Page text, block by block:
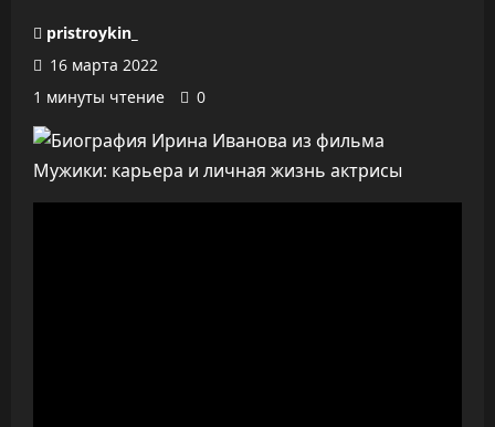
pristroykin_
16 марта 2022
1 минуты чтение
0